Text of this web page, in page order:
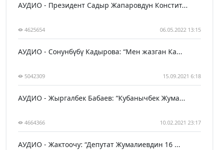
АУДИО - Президент Садыр Жапаровдун Констит...
4625654 06.05.2022 13:15
АУДИО - Сонунбүбү Кадырова: “Мен жазган Ка...
5042309 15.09.2021 6:18
АУДИО - Жыргалбек Бабаев: “Кубанычбек Жума...
4664366 10.02.2021 23:17
АУДИО - Жактоочу: “Депутат Жумалиевдин 16 ...